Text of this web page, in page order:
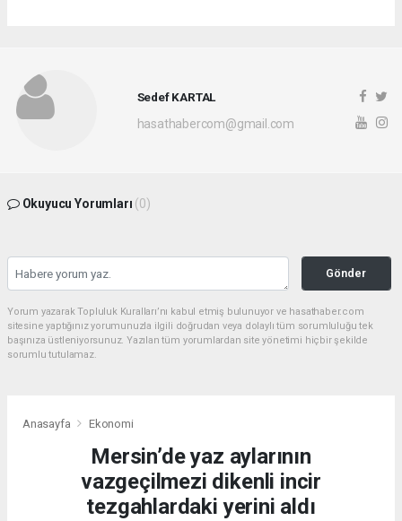
Sedef KARTAL
hasathabercom@gmail.com
Okuyucu Yorumları (0)
Gönder
Yorum yazarak Topluluk Kuralları’nı kabul etmiş bulunuyor ve hasathaber.com
sitesine yaptığınız yorumunuzla ilgili doğrudan veya dolaylı tüm sorumluluğu tek
başınıza üstleniyorsunuz. Yazılan tüm yorumlardan site yönetimi hiçbir şekilde
sorumlu tutulamaz.
Anasayfa Ekonomi
Mersin’de yaz aylarının
vazgeçilmezi dikenli incir
tezgahlardaki yerini aldı